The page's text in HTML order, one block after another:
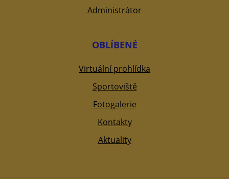
Administrátor
OBLÍBENÉ
Virtuální prohlídka
Sportoviště
Fotogalerie
Kontakty
Aktuality